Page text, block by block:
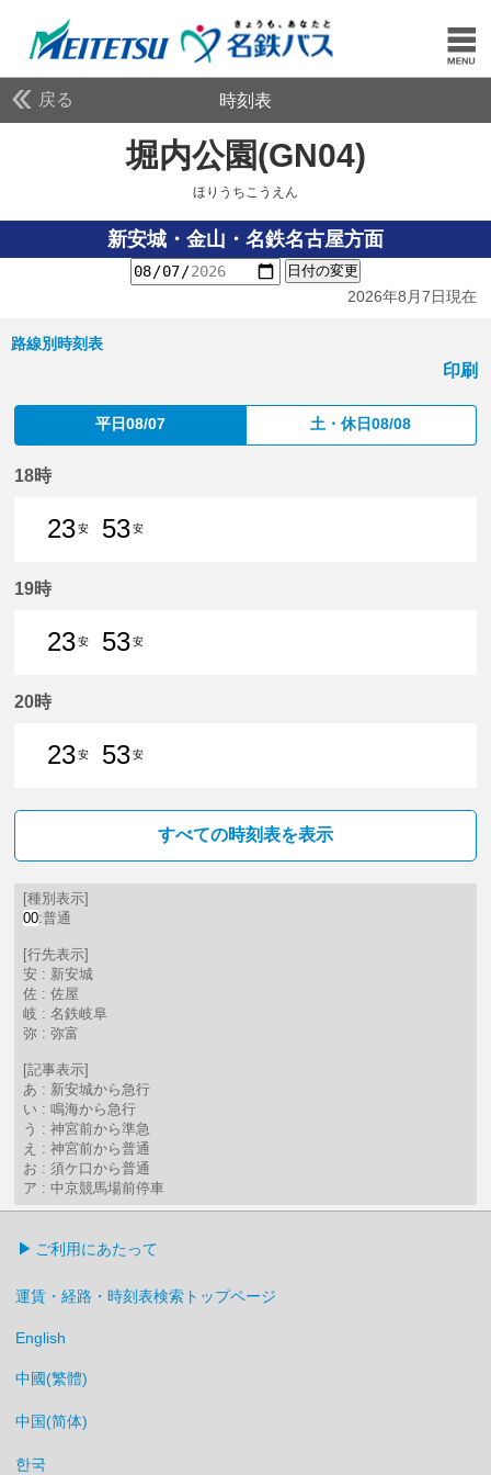
戻る 時刻表
堀内公園(GN04)
ほりうちこうえん
新安城・金山・名鉄名古屋方面
日付の変更
2026年8月7日現在
路線別時刻表
印刷
平日08/07 土・休日08/08
18時
23安
53安
19時
23安
53安
20時
23安
53安
すべての時刻表を表示
[種別表示]
00:普通
[行先表示]
安 : 新安城
佐 : 佐屋
岐 : 名鉄岐阜
弥 : 弥富
[記事表示]
あ : 新安城から急行
い : 鳴海から急行
う : 神宮前から準急
え : 神宮前から普通
お : 須ケ口から普通
ア : 中京競馬場前停車
ご利用にあたって
運賃・経路・時刻表検索トップページ
English
中國(繁體)
中国(简体)
한국